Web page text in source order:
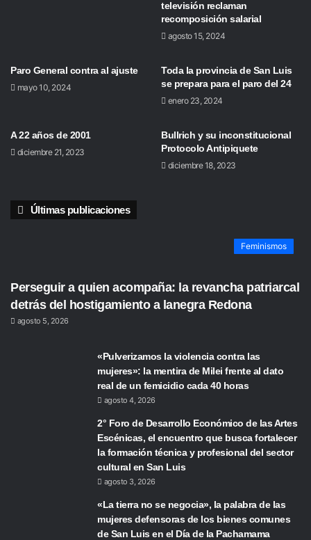
televisión reclaman
recomposición salarial
agosto 15, 2024
Paro General contra al ajuste
mayo 10, 2024
Toda la provincia de San Luis
se prepara para el paro del 24
enero 23, 2024
A 22 años de 2001
diciembre 21, 2023
Bullrich y su inconstitucional
Protocolo Antipiquete
diciembre 18, 2023
Últimas publicaciones
Feminismos
Perseguir a quien acompaña: la revancha patriarcal
detrás del hostigamiento a lanegra Redona
agosto 5, 2026
«Pulverizamos la violencia contra las
mujeres»: la mentira de Milei frente al dato
real de un femicidio cada 40 horas
agosto 4, 2026
2° Foro de Desarrollo Económico de las Artes
Escénicas, el encuentro que busca fortalecer
la formación técnica y profesional del sector
cultural en San Luis
agosto 3, 2026
«La tierra no se negocia», la palabra de las
mujeres defensoras de los bienes comunes
de San Luis en el Día de la Pachamama